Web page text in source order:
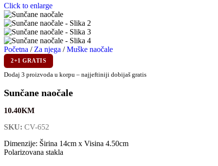
Click to enlarge
Početna / Za njega / Muške naočale
2+1 GRATIS
Dodaj 3 proizvoda u korpu – najjeftiniji dobijaš gratis
Sunčane naočale
10.40KM
SKU: CV-652
Dimenzije: Širina 14cm x Visina 4.50cm
Polarizovana stakla